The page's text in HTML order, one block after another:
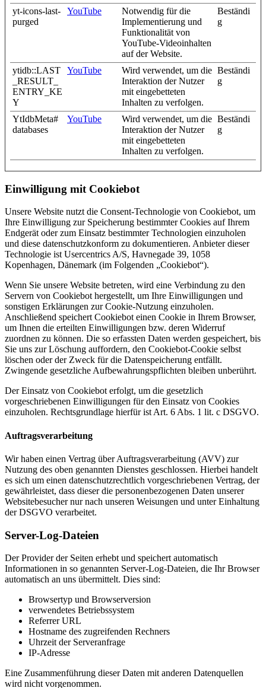
yt-icons-last-
purged
YouTube
Notwendig für die
Implementierung und
Funktionalität von
YouTube-Videoinhalten
auf der Website.
Beständi
g
ytidb::LAST
_RESULT_
ENTRY_KE
Y
YouTube
Wird verwendet, um die
Interaktion der Nutzer
mit eingebetteten
Inhalten zu verfolgen.
Beständi
g
YtIdbMeta#
databases
YouTube
Wird verwendet, um die
Interaktion der Nutzer
mit eingebetteten
Inhalten zu verfolgen.
Beständi
g
Einwilligung mit Cookiebot
Unsere Website nutzt die Consent-Technologie von Cookiebot, um
Ihre Einwilligung zur Speicherung bestimmter Cookies auf Ihrem
Endgerät oder zum Einsatz bestimmter Technologien einzuholen
und diese datenschutzkonform zu dokumentieren. Anbieter dieser
Technologie ist Usercentrics A/S, Havnegade 39, 1058
Kopenhagen, Dänemark (im Folgenden „Cookiebot“).
Wenn Sie unsere Website betreten, wird eine Verbindung zu den
Servern von Cookiebot hergestellt, um Ihre Einwilligungen und
sonstigen Erklärungen zur Cookie-Nutzung einzuholen.
Anschließend speichert Cookiebot einen Cookie in Ihrem Browser,
um Ihnen die erteilten Einwilligungen bzw. deren Widerruf
zuordnen zu können. Die so erfassten Daten werden gespeichert, bis
Sie uns zur Löschung auffordern, den Cookiebot-Cookie selbst
löschen oder der Zweck für die Datenspeicherung entfällt.
Zwingende gesetzliche Aufbewahrungspflichten bleiben unberührt.
Der Einsatz von Cookiebot erfolgt, um die gesetzlich
vorgeschriebenen Einwilligungen für den Einsatz von Cookies
einzuholen. Rechtsgrundlage hierfür ist Art. 6 Abs. 1 lit. c DSGVO.
Auftragsverarbeitung
Wir haben einen Vertrag über Auftragsverarbeitung (AVV) zur
Nutzung des oben genannten Dienstes geschlossen. Hierbei handelt
es sich um einen datenschutzrechtlich vorgeschriebenen Vertrag, der
gewährleistet, dass dieser die personenbezogenen Daten unserer
Websitebesucher nur nach unseren Weisungen und unter Einhaltung
der DSGVO verarbeitet.
Server-Log-Dateien
Der Provider der Seiten erhebt und speichert automatisch
Informationen in so genannten Server-Log-Dateien, die Ihr Browser
automatisch an uns übermittelt. Dies sind:
Browsertyp und Browserversion
verwendetes Betriebssystem
Referrer URL
Hostname des zugreifenden Rechners
Uhrzeit der Serveranfrage
IP-Adresse
Eine Zusammenführung dieser Daten mit anderen Datenquellen
wird nicht vorgenommen.